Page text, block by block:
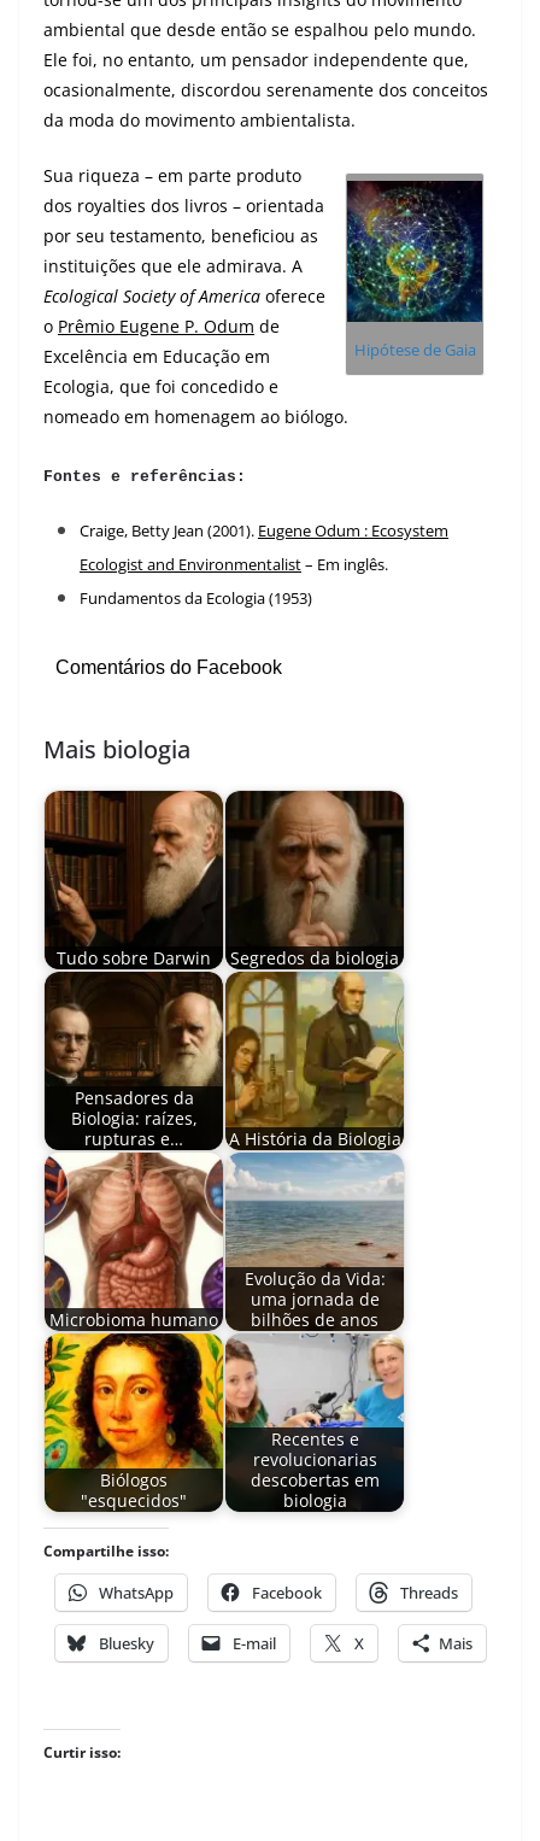
ambiental que desde então se espalhou pelo mundo.
Ele foi, no entanto, um pensador independente que,
ocasionalmente, discordou serenamente dos conceitos
da moda do movimento ambientalista.
Hipótese de Gaia
Sua riqueza – em parte produto
dos royalties dos livros – orientada
por seu testamento, beneficiou as
instituições que ele admirava. A
Ecological Society of America oferece
o Prêmio Eugene P. Odum de
Excelência em Educação em
Ecologia, que foi concedido e
nomeado em homenagem ao biólogo.
Fontes e referências:
Craige, Betty Jean (2001). Eugene Odum : Ecosystem
Ecologist and Environmentalist– Em inglês.
Fundamentos da Ecologia (1953)
Comentários do Facebook
Mais biologia
Tudo sobre Darwin Segredos da biologia
Pensadores da
Biologia: raízes,
rupturas e…
A História da Biologia
Microbioma humano
Evolução da Vida:
uma jornada de
bilhões de anos
Biólogos
"esquecidos"
Recentes e
revolucionarias
descobertas em
biologia
Compartilhe isso:
WhatsApp Facebook Threads
Bluesky E-mail X Mais
Curtir isso: